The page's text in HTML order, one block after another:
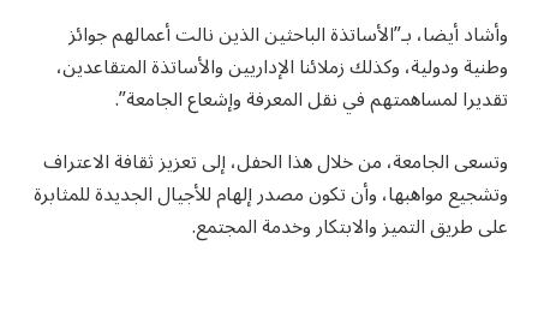
وأشاد أيضا، بـ”الأساتذة الباحثين الذين نالت أعمالهم جوائز
وطنية ودولية، وكذلك زملائنا الإداريين والأساتذة المتقاعدين،
تقديرا لمساهمتهم في نقل المعرفة وإشعاع الجامعة”.
وتسعى الجامعة، من خلال هذا الحفل، إلى تعزيز ثقافة الاعتراف
وتشجيع مواهبها، وأن تكون مصدر إلهام للأجيال الجديدة للمثابرة
على طريق التميز والابتكار وخدمة المجتمع.